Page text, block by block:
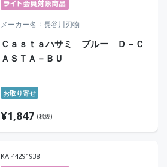
メーカー名 長谷川刃物
Ｃａｓｔａハサミ ブルー Ｄ－Ｃ
ＡＳＴＡ－ＢＵ
お取り寄せ
¥1,847 (税抜)
KA-44291938